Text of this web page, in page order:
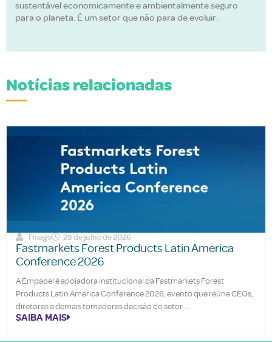
sustentável economicamente e ambientalmente seguro
para o planeta. É um setor que não para de evoluir.
Notícias relacionadas
Thiago 28 de julho de 2026
Fastmarkets Forest Products Latin America
Conference 2026
A Empapel é apoiadora institucional da Fastmarkets Forest
Products Latin America Conference 2026, evento que reúne CEOs,
diretores e demais tomadores decisão do setor
SAIBA MAIS